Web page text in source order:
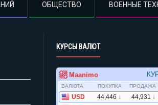
ОБЩЕСТВО ВОЕННЫЕ
КУРСЫ ВАЛЮТ